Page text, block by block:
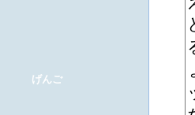
げんご